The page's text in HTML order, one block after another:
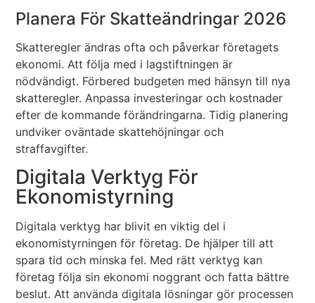
Planera För Skatteändringar 2026
Skatteregler ändras ofta och påverkar företagets
ekonomi. Att följa med i lagstiftningen är
nödvändigt. Förbered budgeten med hänsyn till nya
skatteregler. Anpassa investeringar och kostnader
efter de kommande förändringarna. Tidig planering
undviker oväntade skattehöjningar och
straffavgifter.
Digitala Verktyg För
Ekonomistyrning
Digitala verktyg har blivit en viktig del i
ekonomistyrningen för företag. De hjälper till att
spara tid och minska fel. Med rätt verktyg kan
företag följa sin ekonomi noggrant och fatta bättre
beslut. Att använda digitala lösningar gör processen